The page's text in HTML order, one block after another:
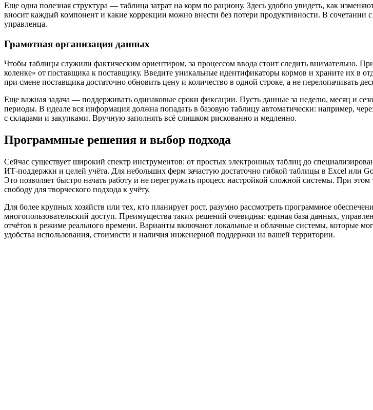
Еще одна полезная структура — таблица затрат на корм по рациону. Здесь удобно увидеть, как
вносит каждый компонент и какие коррекции можно внести без потери продуктивности. В
управленца.
Грамотная организация данных
Чтобы таблицы служили фактическим ориентиром, за процессом вводa стоит следить внимательно.
коленке» от поставщика к поставщику. Введите уникальные идентификаторы кормов и храните их в
при смене поставщика достаточно обновить цену и количество в одной строке, а не перелопачивать
Еще важная задача — поддерживать одинаковые сроки фиксации. Пусть данные за неделю, месяц и
периоды. В идеале вся информация должна попадать в базовую таблицу автоматически: например,
с складами и закупками. Вручную заполнять всё слишком рискованно и медленно.
Программные решения и выбор подхода
Сейчас существует широкий спектр инструментов: от простых электронных таблиц до
ИТ‑поддержки и целей учёта. Для небольших ферм зачастую достаточно гибкой таблицы в Excel или
Это позволяет быстро начать работу и не перегружать процесс настройкой сложной системы. При
свободу для творческого подхода к учёту.
Для более крупных хозяйств или тех, кто планирует рост, разумно рассмотреть программное
многопользовательский доступ. Преимущества таких решений очевидны: единая база данных,
отчётов в режиме реального времени. Варианты включают локальные и облачные системы, которые
удобства использования, стоимости и наличия инженерной поддержки на вашей территории.